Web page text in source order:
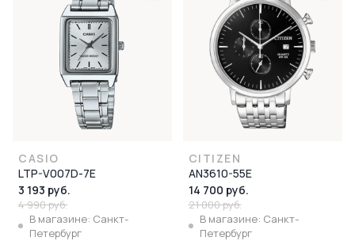
CASIO
LTP-V007D-7E
3 193 руб.
4 990 руб.
В магазине: Санкт-
Петербург
CITIZEN
AN3610-55E
14 700 руб.
21 000 руб.
В магазине: Санкт-
Петербург